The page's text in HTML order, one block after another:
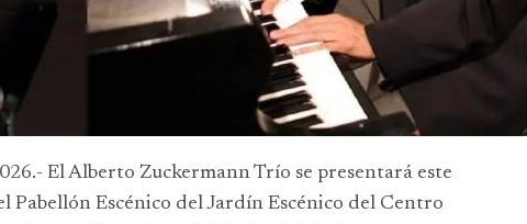
El Alberto Zuckermann Trío se presentará este
Pabellón Escénico del Jardín Escénico del Centro